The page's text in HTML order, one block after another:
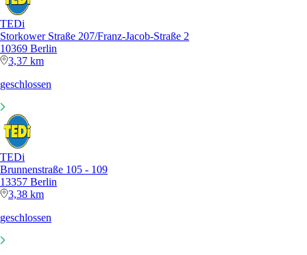
TEDi
Storkower Straße 207/Franz-Jacob-Straße 2
10369 Berlin
3,37 km
geschlossen
TEDi
Brunnenstraße 105 - 109
13357 Berlin
3,38 km
geschlossen